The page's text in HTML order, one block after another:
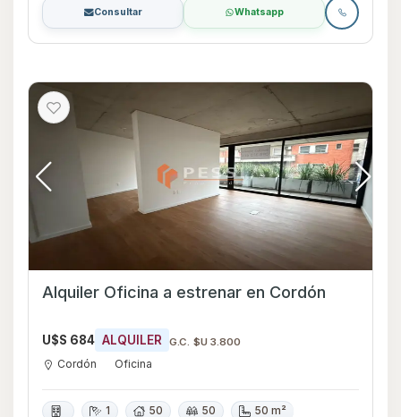
Consultar Whatsapp
Alquiler Oficina a estrenar en Cordón
U$S 684 ALQUILER G.C. $U 3.800
Cordón Oficina
1 50 50 50 m²